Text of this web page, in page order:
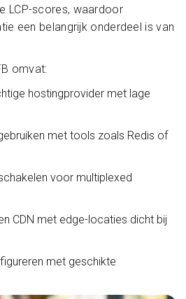
LCP-scores, waardoor
een belangrijk onderdeel is van
omvat:
hostingprovider met lage
met tools zoals Redis of
voor multiplexed
CDN met edge-locaties dicht bij
met geschikte